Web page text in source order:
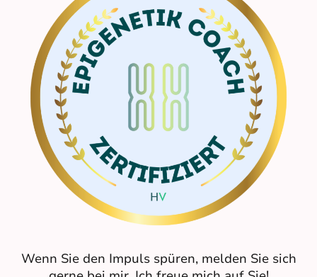
Wenn Sie den Impuls spüren, melden Sie sich